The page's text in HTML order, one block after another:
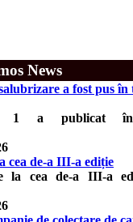
News
a fost pus în
1 a publicat în
cea de-a III-a ediție
la cea de-a III-a